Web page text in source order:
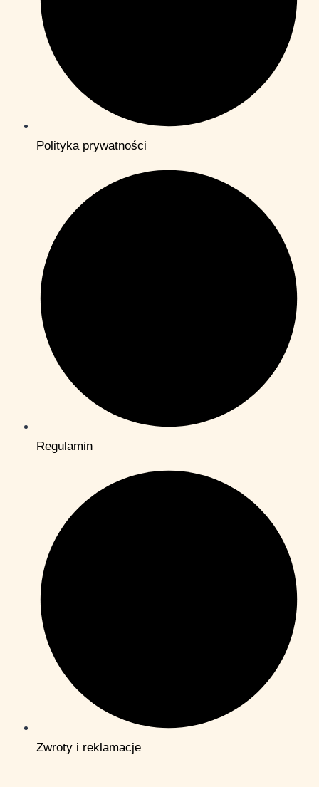
Polityka prywatności
Regulamin
Zwroty i reklamacje